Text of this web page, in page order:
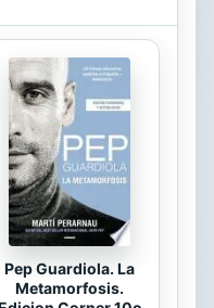
hoy en
especial que
elegido para la
la citada Directiva
de los
ha provocado
en el TR de la
Pep Guardiola. La
Metamorfosis.